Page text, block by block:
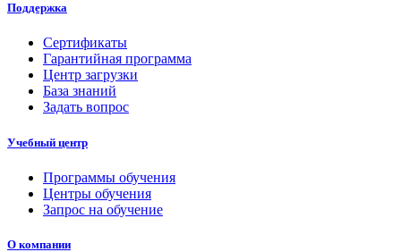
Поддержка
Сертификаты
Гарантийная программа
Центр загрузки
База знаний
Задать вопрос
Учебный центр
Программы обучения
Центры обучения
Запрос на обучение
О компании